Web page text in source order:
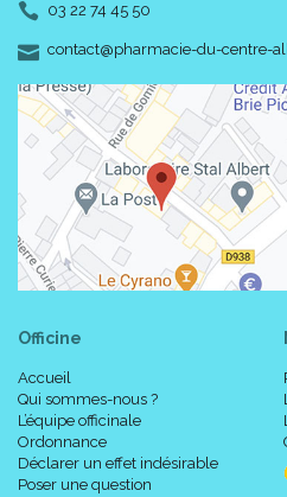
03 22 74 45 50
contact-
@-
pharmacie-du-centre-
Officine
Accueil
Qui sommes-nous ?
L’équipe officinale
Ordonnance
Déclarer un effet indésirable
Poser une question